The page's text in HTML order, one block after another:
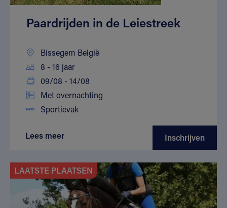
Paardrijden in de Leiestreek
Bissegem België
8 - 16 jaar
09/08 - 14/08
Met overnachting
Sportievak
Lees meer Inschrijven
LAATSTE PLAATSEN